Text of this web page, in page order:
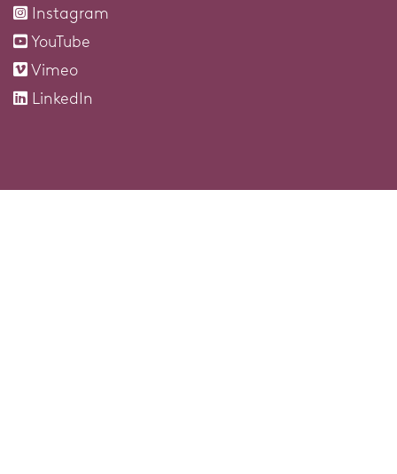
Instagram
YouTube
Vimeo
LinkedIn